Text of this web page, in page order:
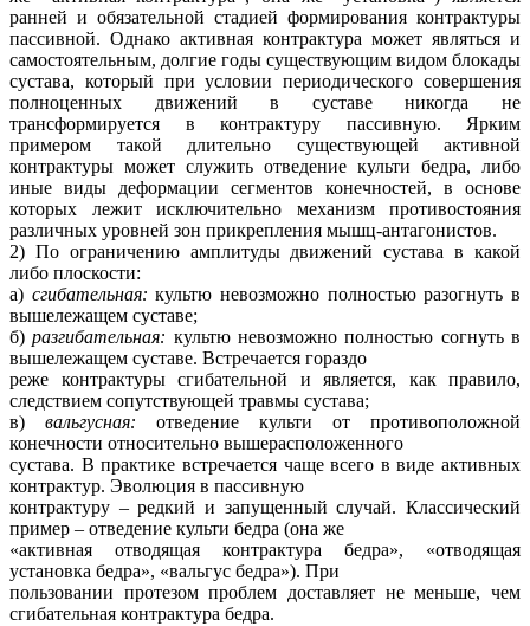
ранней и обязательной стадией формирования контрактуры
пассивной. Однако активная контрактура может являться и
самостоятельным, долгие годы существующим видом блокады
сустава, который при условии периодического совершения
полноценных движений в суставе никогда не
трансформируется в контрактуру пассивную. Ярким
примером такой длительно существующей активной
контрактуры может служить отведение культи бедра, либо
иные виды деформации сегментов конечностей, в основе
которых лежит исключительно механизм противостояния
различных уровней зон прикрепления мышц-антагонистов.
2) По ограничению амплитуды движений сустава в какой
либо плоскости:
а) сгибательная: культю невозможно полностью разогнуть в
вышележащем суставе;
б)разгибательная: культю невозможно полностью согнуть в
вышележащем суставе. Встречается гораздо
реже контрактуры сгибательной и является, как правило,
следствием сопутствующей травмы сустава;
в) вальгусная: отведение культи от противоположной
конечности относительно вышерасположенного
сустава. В практике встречается чаще всего в виде активных
контрактур. Эволюция в пассивную
контрактуру – редкий и запущенный случай. Классический
пример – отведение культи бедра (она же
«активная отводящая контрактура бедра», «отводящая
установка бедра», «вальгус бедра»). При
пользовании протезом проблем доставляет не меньше, чем
сгибательная контрактура бедра.